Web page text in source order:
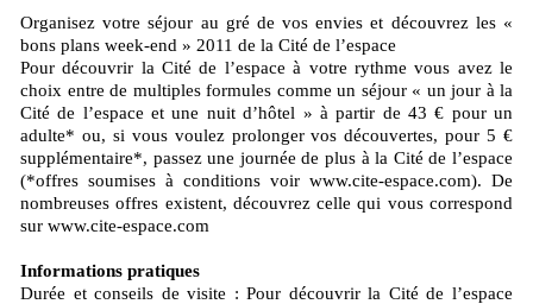
Organisez votre séjour au gré de vos envies et découvrez les «
bons plans week-end » 2011 de la Cité de l’espace
Pour découvrir la Cité de l’espace à votre rythme vous avez le
choix entre de multiples formules comme un séjour « un jour à la
Cité de l’espace et une nuit d’hôtel » à partir de 43 € pour un
adulte* ou, si vous voulez prolonger vos découvertes, pour 5 €
supplémentaire*, passez une journée de plus à la Cité de l’espace
(*offres soumises à conditions voir www.cite-espace.com). De
nombreuses offres existent, découvrez celle qui vous correspond
sur www.cite-espace.com
Informations pratiques
Durée et conseils de visite : Pour découvrir la Cité de l’espace